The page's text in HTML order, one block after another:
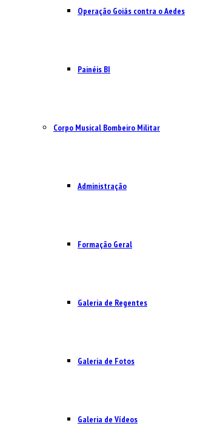
Operação Goiás contra o Aedes
Painéis BI
Corpo Musical Bombeiro Militar
Administração
Formação Geral
Galeria de Regentes
Galeria de Fotos
Galeria de Vídeos